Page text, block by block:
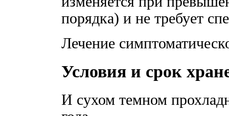
порядка) и не требует
Лечение
Условия и срок
И сухом темном